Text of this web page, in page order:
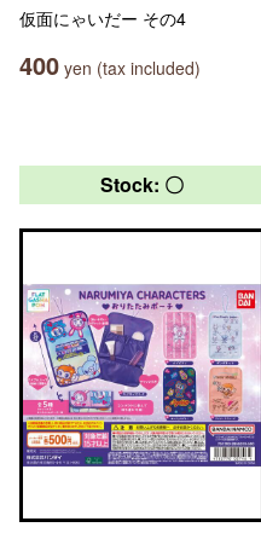
仮面にゃいだー その4
400 yen (tax included)
Stock: 〇